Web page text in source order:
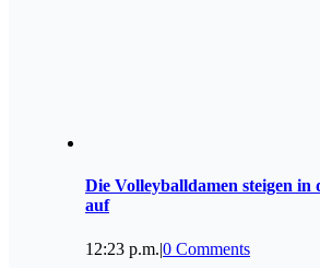
Die Volleyballdamen steigen in
auf
12:23 p.m.|0 Comments